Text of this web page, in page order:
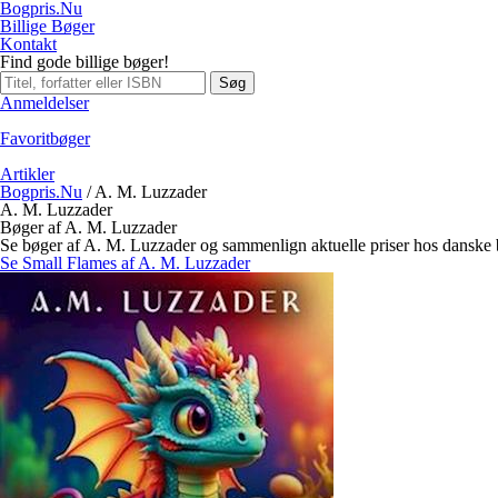
Bogpris.Nu
Billige Bøger
Kontakt
Find gode billige bøger!
Søg
Anmeldelser
Favoritbøger
Artikler
Bogpris.Nu /A. M. Luzzader
A. M. Luzzader
Bøger af A. M. Luzzader
Se bøger af A. M. Luzzader og sammenlign aktuelle priser hos danske
Se Small Flames af A. M. Luzzader